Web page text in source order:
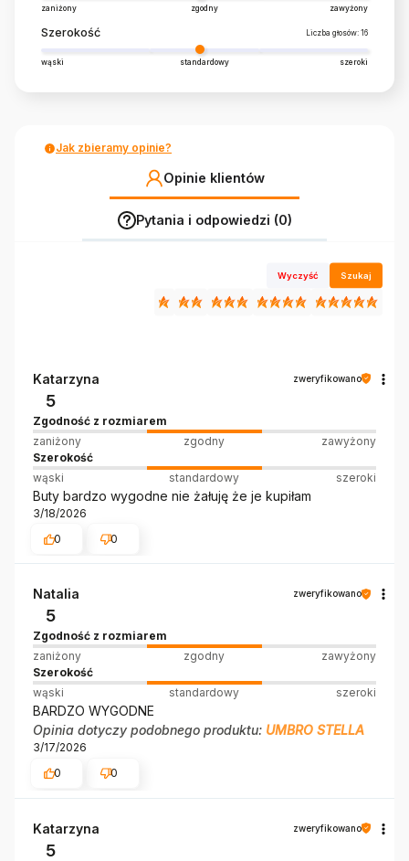
zaniżony zgodny zawyżony
Szerokość Liczba głosów: 16
wąski standardowy szeroki
Jak zbieramy opinie?
Opinie klientów
Pytania i odpowiedzi (0)
Wyczyść Szukaj
Katarzyna zweryfikowano
5
Zgodność z rozmiarem
zaniżony
zgodny
zawyżony
Szerokość
wąski
standardowy szeroki
Buty bardzo wygodne nie żałuję że je kupiłam
3/18/2026
0
0
Natalia zweryfikowano
5
Zgodność z rozmiarem
zaniżony
zgodny
zawyżony
Szerokość
wąski
standardowy szeroki
BARDZO WYGODNE
Opinia dotyczy podobnego produktu: UMBRO STELLA
3/17/2026
0
0
Katarzyna zweryfikowano
5